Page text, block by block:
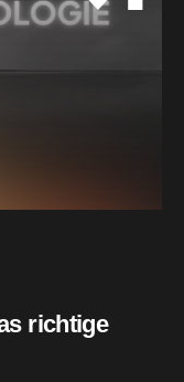
richtige